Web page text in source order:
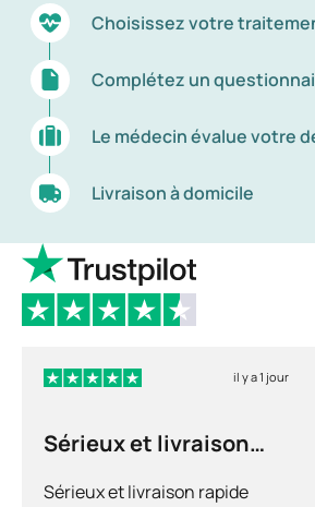
Choisissez votre
Complétez un
Le médecin évalue votre
Livraison à domicile
il y a 1 jour
Sérieux et livraison
Sérieux et livraison rapide